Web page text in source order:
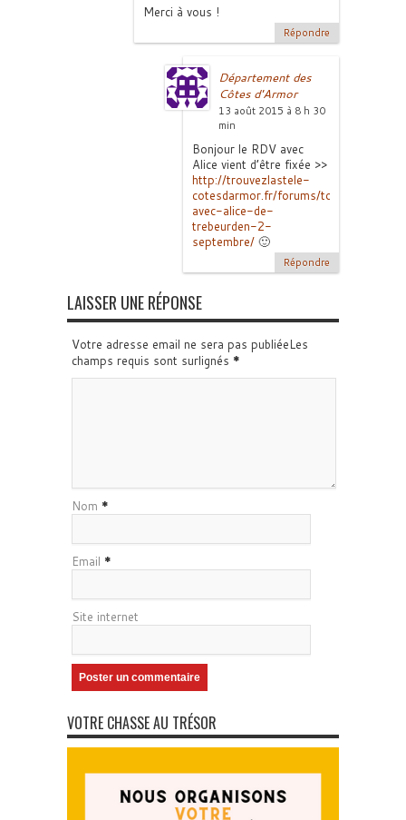
Merci à vous !
Répondre
Département des
Côtes d'Armor
13 août 2015 à 8 h 30
min
Bonjour le RDV avec
Alice vient d’être fixée >>
http://trouvezlastele-
cotesdarmor.fr/forums/topic/rdv-
avec-alice-de-
trebeurden-2-
septembre/ 🙂
Répondre
LAISSER UNE RÉPONSE
Votre adresse email ne sera pas publiéeLes
champs requis sont surlignés *
Nom *
Email *
Site internet
VOTRE CHASSE AU TRÉSOR